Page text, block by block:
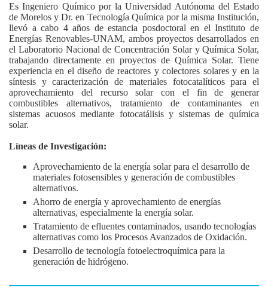
Es Ingeniero Químico por la Universidad Autónoma del Estado
de Morelos y Dr. en Tecnología Química por la misma Institución,
llevó a cabo 4 años de estancia posdoctoral en el Instituto de
Energías Renovables-UNAM, ambos proyectos desarrollados en
el Laboratorio Nacional de Concentración Solar y Química Solar,
trabajando directamente en proyectos de Química Solar. Tiene
experiencia en el diseño de reactores y colectores solares y en la
síntesis y caracterización de materiales fotocatalíticos para el
aprovechamiento del recurso solar con el fin de generar
combustibles alternativos, tratamiento de contaminantes en
sistemas acuosos mediante fotocatálisis y sistemas de química
solar.
Líneas de Investigación:
Aprovechamiento de la energía solar para el desarrollo de
materiales fotosensibles y generación de combustibles
alternativos.
Ahorro de energía y aprovechamiento de energías
alternativas, especialmente la energía solar.
Tratamiento de efluentes contaminados, usando tecnologías
alternativas como los Procesos Avanzados de Oxidación.
Desarrollo de tecnología fotoelectroquímica para la
generación de hidrógeno.